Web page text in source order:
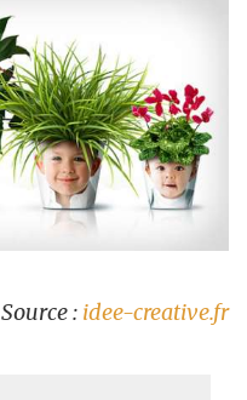
Source : idee-creative.fr